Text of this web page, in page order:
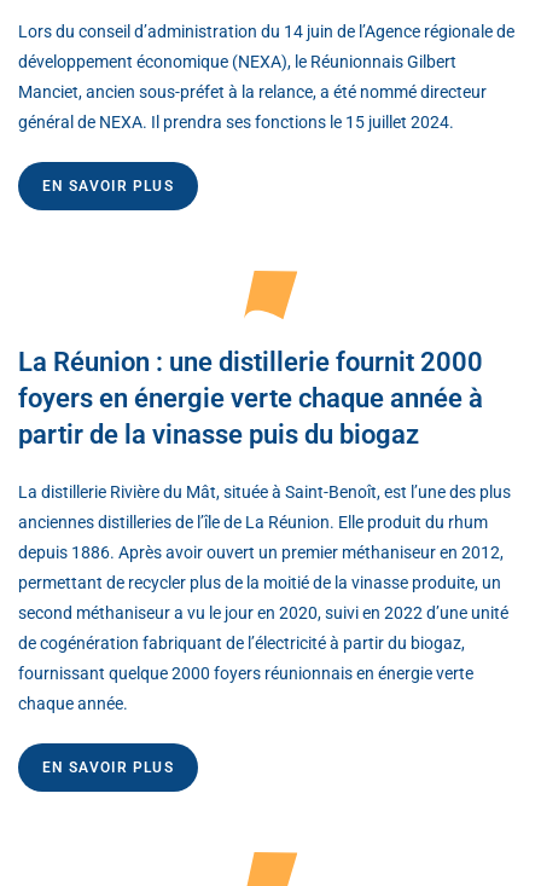
Lors du conseil d’administration du 14 juin de l’Agence régionale de
développement économique (NEXA), le Réunionnais Gilbert
Manciet, ancien sous-préfet à la relance, a été nommé directeur
général de NEXA. Il prendra ses fonctions le 15 juillet 2024.
EN SAVOIR PLUS
La Réunion : une distillerie fournit 2000
foyers en énergie verte chaque année à
partir de la vinasse puis du biogaz
La distillerie Rivière du Mât, située à Saint-Benoît, est l’une des plus
anciennes distilleries de l’île de La Réunion. Elle produit du rhum
depuis 1886. Après avoir ouvert un premier méthaniseur en 2012,
permettant de recycler plus de la moitié de la vinasse produite, un
second méthaniseur a vu le jour en 2020, suivi en 2022 d’une unité
de cogénération fabriquant de l’électricité à partir du biogaz,
fournissant quelque 2000 foyers réunionnais en énergie verte
chaque année.
EN SAVOIR PLUS